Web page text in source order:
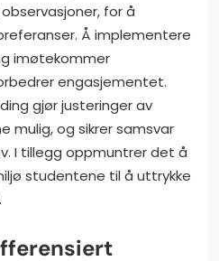
for å
Å implementere
imøtekommer
engasjementet.
gjør justeringer av
mulig, og sikrer samsvar
I tillegg oppmuntrer det å
studentene til å uttrykke